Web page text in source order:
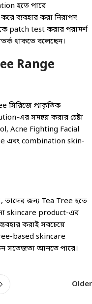
হতে পারে
ব্যবহার করা নিরাপদ
patch test করার পরামর্শ
থাকতে বলেছেন।
Range
সিরিজে প্রাকৃতিক
এর সমন্বয় করার চেষ্টা
Acne Fighting Facial
এবং combination skin-
তাদের জন্য Tea Tree হতে
skincare product-এর
করাই সবচেয়ে
based skincare
সতেজতা আনতে পারে।
Older